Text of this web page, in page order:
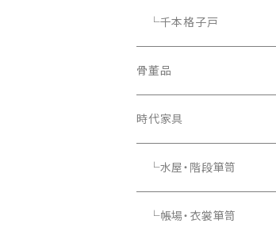
└千本格子戸
骨董品
骨董品
時代家具
└水屋・階段箪笥
└帳場・衣裳箪笥